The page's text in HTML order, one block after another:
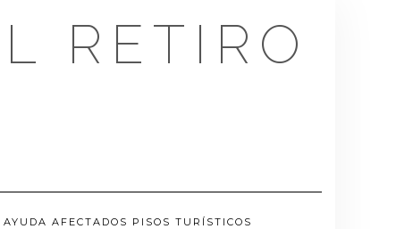
RETIRO
AFECTADOS PISOS TURÍSTICOS